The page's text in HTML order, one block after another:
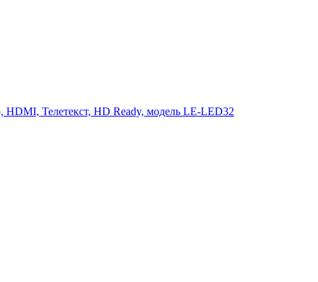
Телетекст, HD Ready, модель LE-LED32